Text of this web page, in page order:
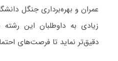
عمران و بهره‌برداری جنگل
زیادی به داوطلبان این
دقیق‌تر نماید تا فرصت‌های